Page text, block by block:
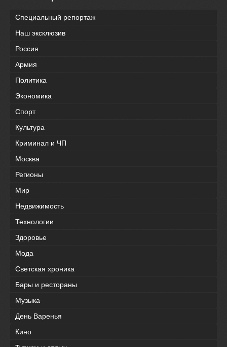
Специальный репортаж
Наш эксклюзив
Россия
Армия
Политика
Экономика
Спорт
Культура
Криминал и ЧП
Москва
Регионы
Мир
Недвижимость
Технологии
Здоровье
Мода
Светская хроника
Бары и рестораны
Музыка
День Варенья
Кино